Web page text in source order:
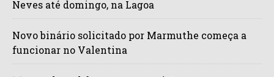
Neves até domingo, na Lagoa
Novo binário solicitado por Marmuthe começa a
funcionar no Valentina